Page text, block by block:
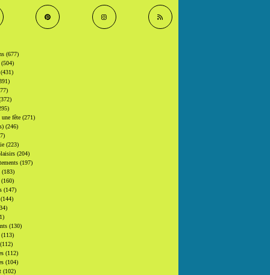
(677)
(504)
(431)
une fête (271)
(246)
(223)
(204)
(197)
(183)
(160)
(147)
(144)
(130)
(113)
(112)
(112)
(104)
(102)